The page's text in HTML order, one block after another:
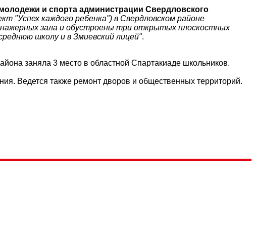
и спорта администрации Свердловского
"Успех каждого ребенка") в Свердловском районе
зала и обустроены три открытых плоскостных
школу и в Змиевский лицей".
заняла 3 место в областной Спартакиаде школьников.
Ведется также ремонт дворов и общественных территорий.